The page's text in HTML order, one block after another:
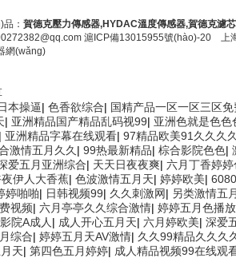
： 賀德克壓力傳感器,HYDAC溫度傳感器,賀德克濾
滬ICP備13015955號(hào)-20上海
網(wǎng)
本操逼| 色香欲综合| 国精产品一区一区三区
| 亚洲精品国产精品乱码视99| 亚洲色就是色色
| 亚洲精品字幕在线观看| 97精品欧美91久久久
激情五月久久 | 99热最新精品| 棕合影院色色|
爱五月亚洲综合| 天天日夜夜爽| 六月丁香婷婷
伊人大香蕉| 色波激情五月天| 婷婷欧美|
婷啪啪| 日韩视频99| 久久刺激网| 另类激情五月
视频| 六月亭亭久久综合激情| 婷婷五月色播放
院A成人 | 成人开心五月天| 六月婷欧美| 深爱
综合| 婷婷五月天AV激情| 久久99精品久久久
天| 第四色五月婷婷| 成人精品视频99在线观